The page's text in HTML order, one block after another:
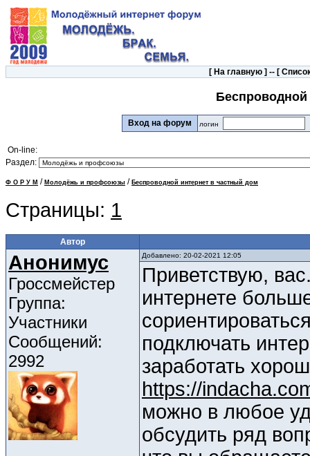
[ На главную] -- [
Вход на форум логин
On-line:
Раздел:
Ф О Р У М / Молодёжь и профсоюзы / Беспроводной интернет в частный дом
Страницы: 1
Автор
Анонимус
Гроссмейстер
Группа:
Участники
Сообщений:
2992
Добавлено: 20-02-2021 12:05
Приветствую,
интернете
подключать
заработать
https://
можно в любое
обсудить ряд